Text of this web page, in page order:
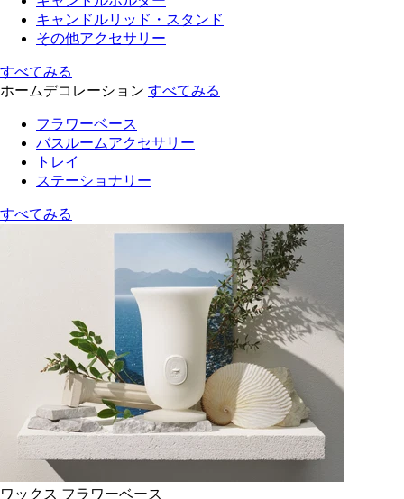
キャンドルリッド・スタンド
その他アクセサリー
すべてみる
ホームデコレーション すべてみる
フラワーベース
バスルームアクセサリー
トレイ
ステーショナリー
すべてみる
ワックス フラワーベース